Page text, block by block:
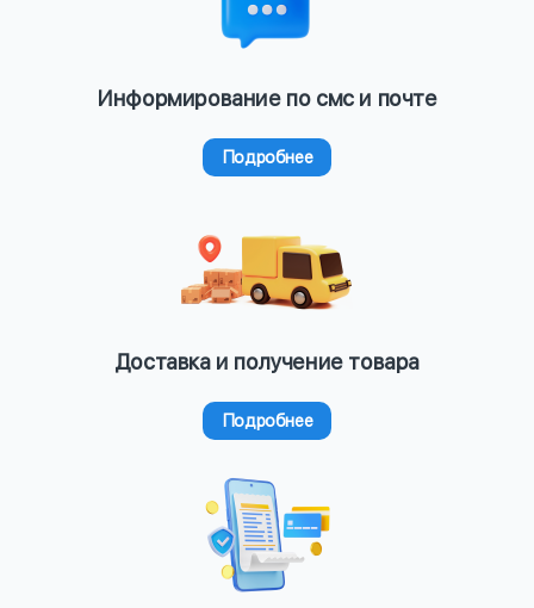
Информирование по смс и почте
Подробнее
Доставка и получение товара
Подробнее